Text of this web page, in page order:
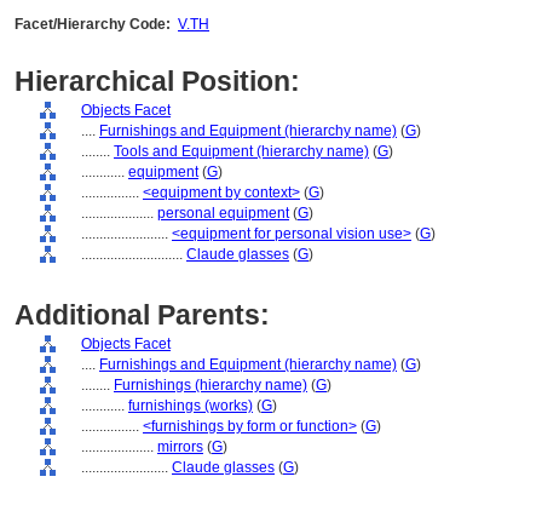
Facet/Hierarchy Code: V.TH
Hierarchical Position:
Objects Facet
.... Furnishings and Equipment (hierarchy name) (G)
........ Tools and Equipment (hierarchy name) (G)
............ equipment(G)
................ <equipment by context> (G)
.................... personal equipment(G)
........................ <equipment for personal vision use> (G)
............................ Claude glasses (G)
Additional Parents:
Objects Facet
.... Furnishings and Equipment (hierarchy name) (G)
........ Furnishings (hierarchy name) (G)
............ furnishings (works) (G)
................ <furnishings by form or function> (G)
.................... mirrors (G)
........................ Claude glasses (G)